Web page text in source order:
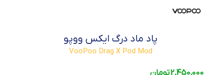
پاد ماد درگ ایکس ووپو
VooPoo Drag X Pod Mod